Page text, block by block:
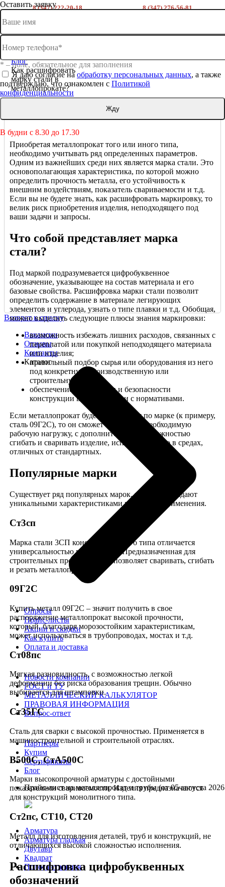
РЕГИСТРАЦИЯ
8 (347) 222-20-18 8 (347) 276-56-81
Главная
О компании
Блог
Как расшифровать
марку стали в
металлопрокате?
Как расшифровать марку стали в металлопрокате?
Приобретая металлопрокат того или иного типа,
необходимо учитывать ряд определенных параметров.
Одним из важнейших среди них является марка стали. Это
основополагающая характеристика, по которой можно
определить прочность металла, его устойчивость к
внешним воздействиям, показатель свариваемости и т.д.
Если вы не будете знать, как расшифровать маркировку, то
велик риск приобретения изделия, неподходящего под
ваши задачи и запросы.
Что собой представляет марка
стали?
Под маркой подразумевается цифробуквенное
обозначение, указывающее на состав материала и его
базовые свойства. Расшифровка марки стали позволит
определить содержание в материале легирующих
элементов и углерода, узнать о типе плавки и т.д. Обобщая,
можно выделить следующие плюсы знания маркировки:
возможность избежать лишних расходов, связанных с
переплатой или покупкой неподходящего материала
или изделия;
правильный подбор сырья или оборудования из него
под конкретную производственную или
строительную задачу;
обеспечение надежности и безопасности
конструкции в соответствии с нормативами.
Если металлопрокат будет выбираться по марке (к примеру,
сталь 09Г2С), то он сможет выдержать необходимую
рабочую нагрузку, с дополнительной возможностью
сгибать и сваривать изделие, использовать его в средах,
отличных от стандартных.
Популярные марки
Существует ряд популярных марок, которые обладают
уникальными характеристиками и сферами применения.
Ст3сп
Марка стали 3СП конструкционного типа отличается
универсальностью применения. Предназначенная для
строительных процессов, она позволяет сваривать, сгибать
и резать металлопрокат.
09Г2С
Купить металл 09Г2С – значит получить в свое
распоряжение металлопрокат высокой прочности,
который, благодаря морозостойким характеристикам,
может использоваться в трубопроводах, мостах и т.д.
Ст08пс
Мягкая разновидность, с возможностью легкой
деформации без риска образования трещин. Обычно
выбирается для штамповки.
Ст35ГС
Сталь для сварки с высокой прочностью. Применяется в
машиностроительной и строительной отраслях.
В500С, СтА500С
Марки высокопрочной арматуры с достойными
показателями свариваемости. Изделия предназначаются
для конструкций монолитного типа.
Ст2пс, СТ10, СТ20
Металл для изготовления деталей, труб и конструкций, не
отличающихся высокой сложностью исполнения.
Расшифровка цифробуквенных
обозначений
Возврат к списку
Вакансии
Отзывы
Контакты
Каталог
Опросы
Прайс-листы
Акции и скидки
Как купить
Оплата и доставка
Новости компании
ГОСТ и ТУ
МЕТАЛЛИЧЕСКИЙ КАЛЬКУЛЯТОР
ПРАВОВАЯ ИНФОРМАЦИЯ
Вопрос-ответ
Партнеры
Купим
Сертификаты
Блог
Прайс-лист на металлопрокат и трубы (от 05 августа 2026
Арматура
Арматура гладкая
Двутавр
Квадрат
Полоса стальная
Оставить заявку
* – поле, обязательное для заполнения
Я даю согласие наобработку персональных данных, а также
подтверждаю, что ознакомлен с Политикой
конфиденциальности
В будни с 8.30 до 17.30